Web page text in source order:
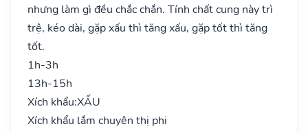
nhưng làm gì đều chắc chắn. Tính chất cung này trì
trệ, kéo dài, gặp xấu thì tăng xấu, gặp tốt thì tăng
tốt.
1h-3h
13h-15h
Xích khẩu:XẤU
Xích khẩu lắm chuyên thị phi